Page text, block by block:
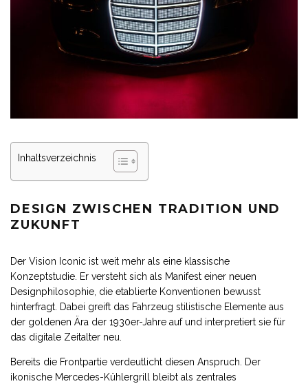
Inhaltsverzeichnis
DESIGN ZWISCHEN TRADITION UND
ZUKUNFT
Der Vision Iconic ist weit mehr als eine klassische
Konzeptstudie. Er versteht sich als Manifest einer neuen
Designphilosophie, die etablierte Konventionen bewusst
hinterfragt. Dabei greift das Fahrzeug stilistische Elemente aus
der goldenen Ära der 1930er-Jahre auf und interpretiert sie für
das digitale Zeitalter neu.
Bereits die Frontpartie verdeutlicht diesen Anspruch. Der
ikonische Mercedes-Kühlergrill bleibt als zentrales